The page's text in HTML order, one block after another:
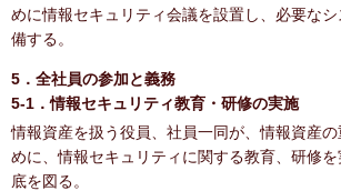
めに情報セキュリティ会議を設置し、必要な
備する。
5．全社員の参加と義務
5-1．情報セキュリティ教育・研修の実施
情報資産を扱う役員、社員一同が、情報資産
めに、情報セキュリティに関する教育、研修
底を図る。